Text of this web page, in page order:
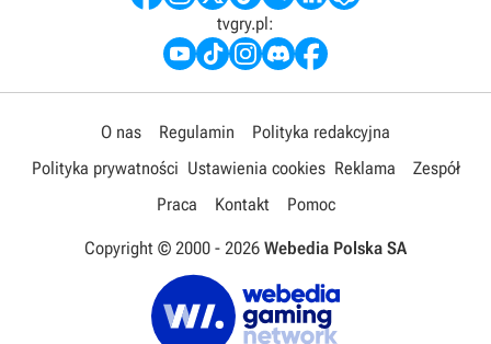
tvgry.pl:
O nas Regulamin
Polityka redakcyjna
Polityka prywatności Ustawienia cookies Reklama
Zespół
Praca
Kontakt Pomoc
Copyright © 2000 - 2026 Webedia Polska SA